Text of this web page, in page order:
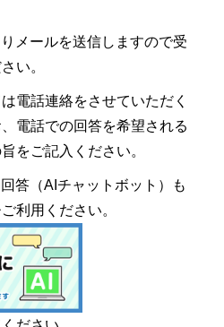
メールを送信しますので受
い。
電話連絡をさせていただく
電話での回答を希望される
をご記入ください。
答（AIチャットボット）も
利用ください。